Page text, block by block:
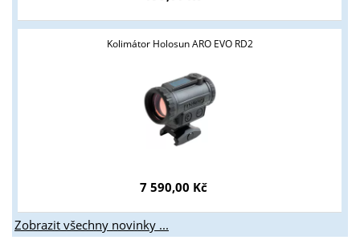
Kolimátor Holosun ARO EVO RD2
7 590,00 Kč
Zobrazit všechny novinky ...